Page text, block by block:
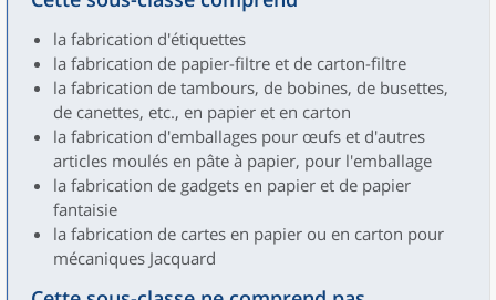
la fabrication d'étiquettes
la fabrication de papier-filtre et de carton-filtre
la fabrication de tambours, de bobines, de busettes,
de canettes, etc., en papier et en carton
la fabrication d'emballages pour œufs et d'autres
articles moulés en pâte à papier, pour l'emballage
la fabrication de gadgets en papier et de papier
fantaisie
la fabrication de cartes en papier ou en carton pour
mécaniques Jacquard